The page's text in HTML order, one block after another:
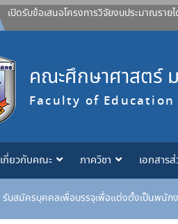
เปิดรับข้อเสนอโครงการวิจัยงบประมาณราย
คณะศึกษาศาสตร์ ประจำปีงบประมาณ 2570
เรื่อง หลักเกณฑ์การให้ทุนอุดหนุนการวิจัยจาก
ประมาณรายได้ คณะสำหรับคณาจารย์ ประ
วันที่ 27 กรกฎาคม 2569 และขอยกเลิกประ
ฉบับลงวันที่ 26 เมษายน 2565
ขอแสดงความยินดี
ขอแสดงความยินดี
คณะศึกษาศาสตร์
Faculty of
เกี่ยวกับคณะ ภาควิชา เอกสาร
รับสมัครบุคคลเพื่อบรรจุเพื่อแต่งตั้งเป็นพนัก